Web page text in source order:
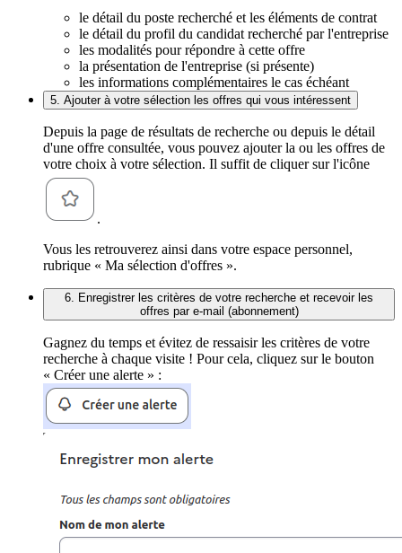
le détail du poste recherché et les éléments de contrat
le détail du profil du candidat recherché par l'entreprise
les modalités pour répondre à cette offre
la présentation de l'entreprise (si présente)
les informations complémentaires le cas échéant
5. Ajouter à votre sélection les offres qui vous intéressent
Depuis la page de résultats de recherche ou depuis le détail
d'une offre consultée, vous pouvez ajouter la ou les offres de
votre choix à votre sélection. Il suffit de cliquer sur l'icône
.
Vous les retrouverez ainsi dans votre espace personnel,
rubrique « Ma sélection d'offres ».
6. Enregistrer les critères de votre recherche et recevoir les
offres par e-mail (abonnement)
Gagnez du temps et évitez de ressaisir les critères de votre
recherche à chaque visite ! Pour cela, cliquez sur le bouton
« Créer une alerte » :